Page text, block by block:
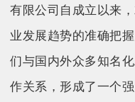
有限公司自成立以来
业发展趋势的准确把
们与国内外众多知名
作关系，形成了一个